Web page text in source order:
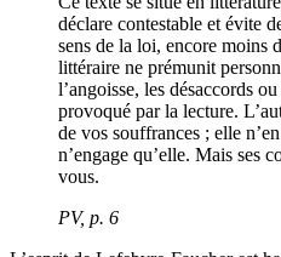
déclare contestable et évite
sens de la loi, encore moins
littéraire ne prémunit
l’angoisse, les désaccords
provoqué par la lecture.
de vos souffrances ; elle
n’engage qu’elle. Mais ses
vous.
PV, p. 6